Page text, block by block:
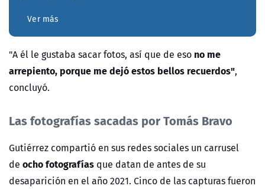
Ver más
"A él le gustaba sacar fotos, así que de eso no me
arrepiento, porque me dejó estos bellos recuerdos",
concluyó.
Las fotografías sacadas por Tomás Bravo
Gutiérrez compartió en sus redes sociales un carrusel
de ocho fotografías que datan de antes de su
desaparición en el año 2021. Cinco de las capturas fueron